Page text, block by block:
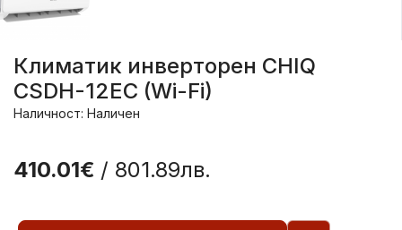
Климатик инверторен CHIQ
CSDH-12EC (Wi-Fi)
Наличност: Наличен
410.01€ / 801.89лв.